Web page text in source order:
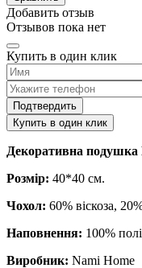
Добавить отзыв
Отзывов пока нет
Купить в один клик
Подтвердить
Купить в один клик
Декоративна
Розмір: 40*40 см.
Чохол: 60% віскоза,
Наповнення: 100%
Виробник: Nami Home